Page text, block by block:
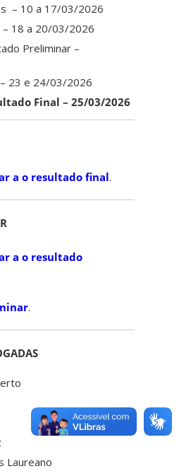
– 10 a 17/03/2026
– 18 a 20/03/2026
Preliminar –
23 e 24/03/2026
Final – 25/03/2026
a o resultado final.
a o resultado
.
Laureano